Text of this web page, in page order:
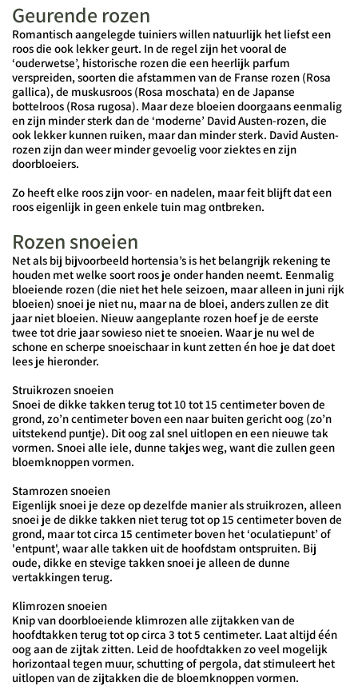
Geurende rozen
Romantisch aangelegde tuiniers willen natuurlijk het liefst een
roos die ook lekker geurt. In de regel zijn het vooral de
‘ouderwetse’, historische rozen die een heerlijk parfum
verspreiden, soorten die afstammen van de Franse rozen (Rosa
gallica), de muskusroos (Rosa moschata) en de Japanse
bottelroos (Rosa rugosa). Maar deze bloeien doorgaans eenmalig
en zijn minder sterk dan de ‘moderne’ David Austen-rozen, die
ook lekker kunnen ruiken, maar dan minder sterk. David Austen-
rozen zijn dan weer minder gevoelig voor ziektes en zijn
doorbloeiers.
Zo heeft elke roos zijn voor- en nadelen, maar feit blijft dat een
roos eigenlijk in geen enkele tuin mag ontbreken.
Rozen snoeien
Net als bij bijvoorbeeld hortensia’s is het belangrijk rekening te
houden met welke soort roos je onder handen neemt. Eenmalig
bloeiende rozen (die niet het hele seizoen, maar alleen in juni rijk
bloeien) snoei je niet nu, maar na de bloei, anders zullen ze dit
jaar niet bloeien. Nieuw aangeplante rozen hoef je de eerste
twee tot drie jaar sowieso niet te snoeien. Waar je nu wel de
schone en scherpe snoeischaar in kunt zetten én hoe je dat doet
lees je hieronder.
Struikrozen snoeien
Snoei de dikke takken terug tot 10 tot 15 centimeter boven de
grond, zo’n centimeter boven een naar buiten gericht oog (zo’n
uitstekend puntje). Dit oog zal snel uitlopen en een nieuwe tak
vormen. Snoei alle iele, dunne takjes weg, want die zullen geen
bloemknoppen vormen.
Stamrozen snoeien
Eigenlijk snoei je deze op dezelfde manier als struikrozen, alleen
snoei je de dikke takken niet terug tot op 15 centimeter boven de
grond, maar tot circa 15 centimeter boven het ‘oculatiepunt’ of
'entpunt', waar alle takken uit de hoofdstam ontspruiten. Bij
oude, dikke en stevige takken snoei je alleen de dunne
vertakkingen terug.
Klimrozen snoeien
Knip van doorbloeiende klimrozen alle zijtakken van de
hoofdtakken terug tot op circa 3 tot 5 centimeter. Laat altijd één
oog aan de zijtak zitten. Leid de hoofdtakken zo veel mogelijk
horizontaal tegen muur, schutting of pergola, dat stimuleert het
uitlopen van de zijtakken die de bloemknoppen vormen.